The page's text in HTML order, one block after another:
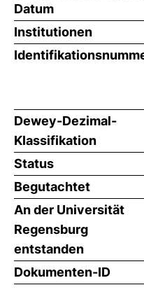
Datum
Institutionen
Dewey-Dezimal-
Klassifikation
Status
Begutachtet
An der Universität
Regensburg
entstanden
Dokumenten-ID